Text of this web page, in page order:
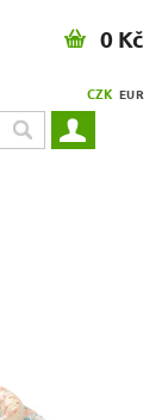
CZK EUR
0 Kč